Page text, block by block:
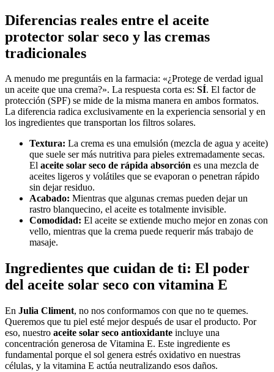
Diferencias reales entre el aceite
protector solar seco y las cremas
tradicionales
A menudo me preguntáis en la farmacia: «¿Protege de verdad igual
un aceite que una crema?». La respuesta corta es: SÍ. El factor de
protección (SPF) se mide de la misma manera en ambos formatos.
La diferencia radica exclusivamente en la experiencia sensorial y en
los ingredientes que transportan los filtros solares.
Textura: La crema es una emulsión (mezcla de agua y aceite)
que suele ser más nutritiva para pieles extremadamente secas.
El aceite solar seco de rápida absorción es una mezcla de
aceites ligeros y volátiles que se evaporan o penetran rápido
sin dejar residuo.
Acabado: Mientras que algunas cremas pueden dejar un
rastro blanquecino, el aceite es totalmente invisible.
Comodidad: El aceite se extiende mucho mejor en zonas con
vello, mientras que la crema puede requerir más trabajo de
masaje.
Ingredientes que cuidan de ti: El poder
del aceite solar seco con vitamina E
En Julia Climent, no nos conformamos con que no te quemes.
Queremos que tu piel esté mejor después de usar el producto. Por
eso, nuestro aceite solar seco antioxidante incluye una
concentración generosa de Vitamina E. Este ingrediente es
fundamental porque el sol genera estrés oxidativo en nuestras
células, y la vitamina E actúa neutralizando esos daños.